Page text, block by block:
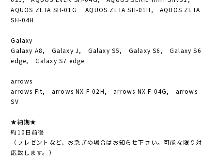
AQUOS ZETA SH-01G AQUOS ZETA SH-01H, AQUOS ZETA
SH-04H
Galaxy
Galaxy A8, Galaxy J, Galaxy S5, Galaxy S6, Galaxy S6
edge, Galaxy S7 edge
arrows
arrows Fit, arrows NX F-02H, arrows NX F-04G, arrows
SV
★納期★
約10日前後
（プレゼントなど、お急ぎの場合はお知らせ下さい。可能な限り対
応致します。）